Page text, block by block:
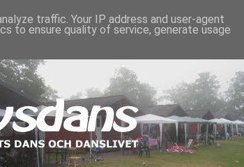
traffic. Your IP address and user-agent
to ensure quality of service, generate usage